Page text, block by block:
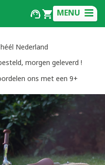
MENU
Nederland
morgen geleverd !
ons met een 9+